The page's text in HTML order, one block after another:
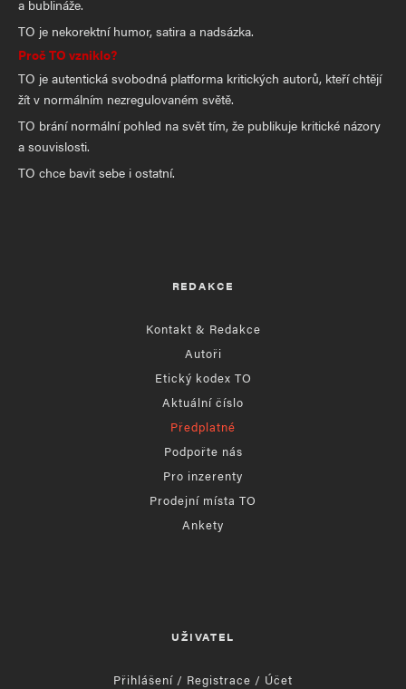
a bublináže.
TO je nekorektní humor, satira a nadsázka.
Proč TO vzniklo?
TO je autentická svobodná platforma kritických autorů, kteří chtějí
žít v normálním nezregulovaném světě.
TO brání normální pohled na svět tím, že publikuje kritické názory
a souvislosti.
TO chce bavit sebe i ostatní.
REDAKCE
Kontakt & Redakce
Autoři
Etický kodex TO
Aktuální číslo
Předplatné
Podpořte nás
Pro inzerenty
Prodejní místa TO
Ankety
UŽIVATEL
Přihlášení / Registrace / Účet